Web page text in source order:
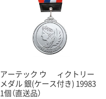
アーテック ウ ゙ィクトリー
メダル 銀(ケース付き) 19983
1個（直送品）